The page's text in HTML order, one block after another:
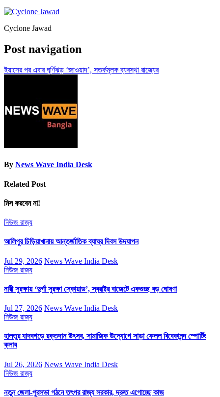
Cyclone Jawad
Post navigation
ইয়াসের পর এবার ঘূর্ণিঝড় ‘জাওয়াদ’, সতর্কমূলক ব্যবস্থা রাজ্যের
By News Wave India Desk
Related Post
মিস করবেন না!
নিউজ রাজ্য
আলিপুর চিড়িয়াখানায় আন্তর্জাতিক ব্যাঘ্র দিবস উদযাপন
Jul 29, 2026 News Wave India Desk
নিউজ রাজ্য
নারী সুরক্ষায় ‘দুর্গা সুরক্ষা স্কোয়াড’, স্বরাষ্ট্র বাজেটে একগুচ্ছ বড় ঘোষণা
Jul 27, 2026 News Wave India Desk
নিউজ রাজ্য
হালতুর যাদবগড়ে রক্তদান উৎসব, সামাজিক উদ্যোগে সাড়া ফেলল বিবেকানন্দ স্পোর্টিং
ক্লাব
Jul 26, 2026 News Wave India Desk
নিউজ রাজ্য
নতুন জেলা-পুরসভা গঠনে তৎপর রাজ্য সরকার, দ্রুত এগোচ্ছে কাজ